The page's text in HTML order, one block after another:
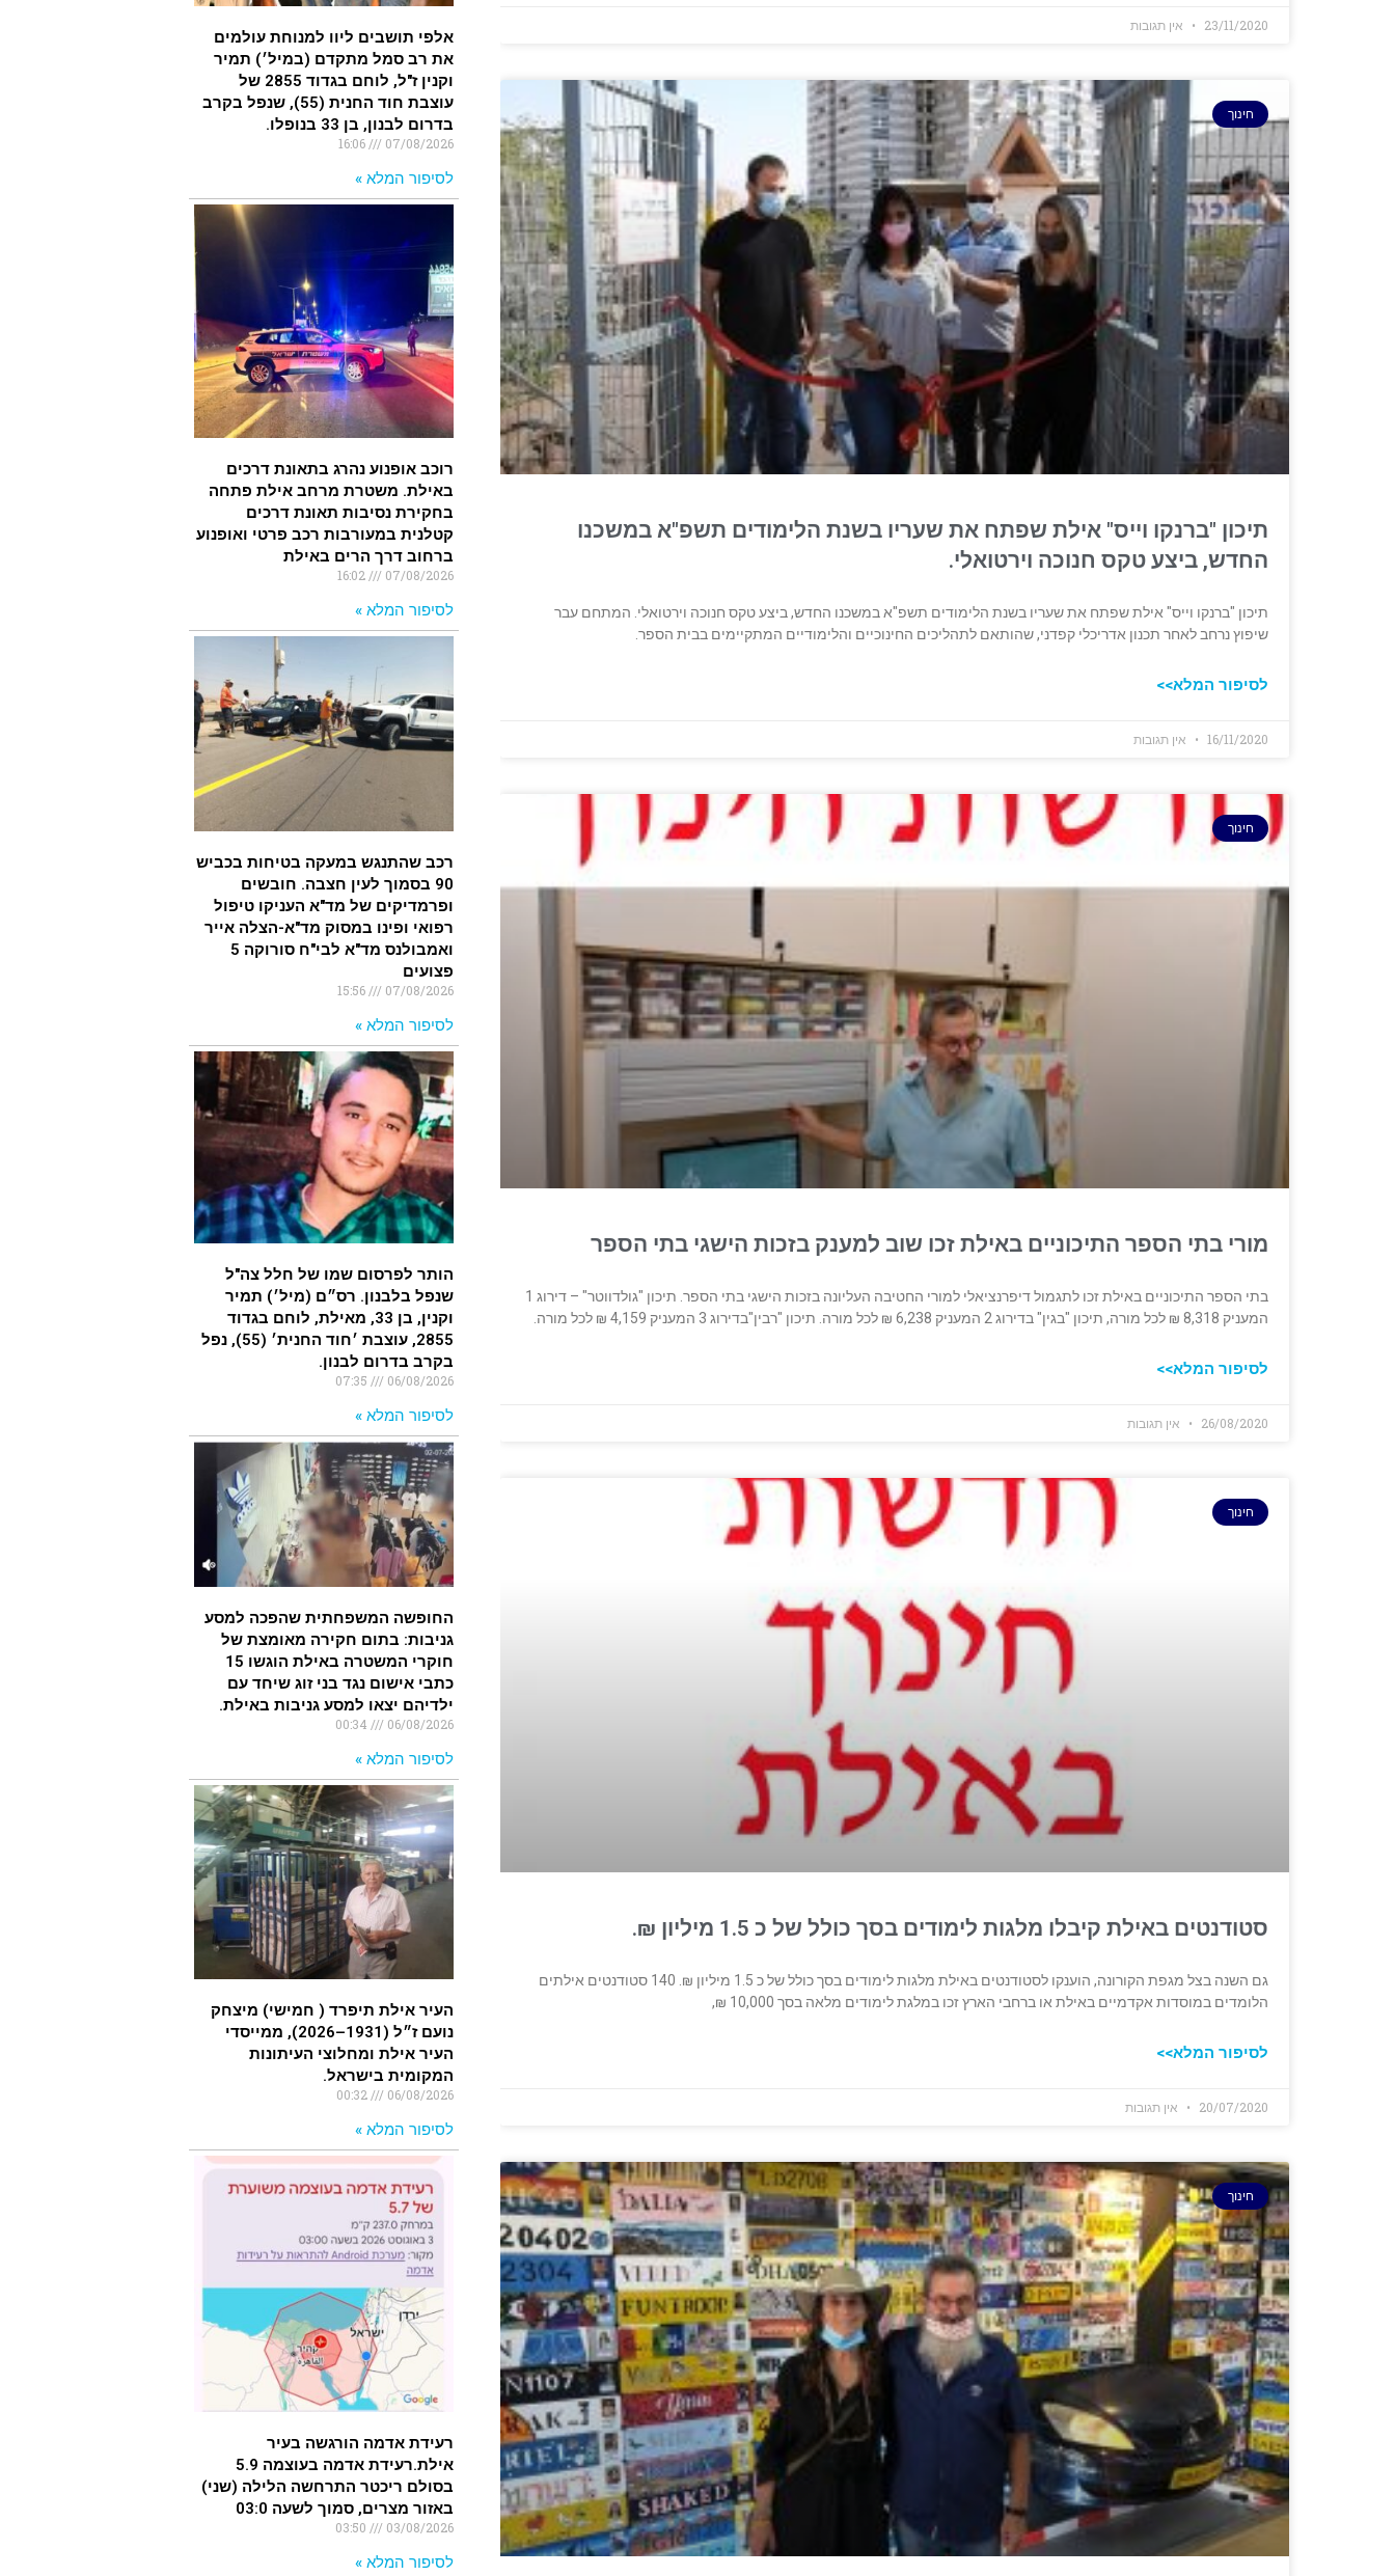
23/11/2020 אין תגובות
חינוך
תיכון "ברנקו וייס" אילת שפתח את שעריו בשנת הלימודים תשפ"א במשכנו
החדש, ביצע ‏טקס חנוכה וירטואלי.
תיכון "ברנקו וייס" אילת שפתח את שעריו בשנת הלימודים תשפ"א במשכנו החדש, ביצע ‏טקס חנוכה וירטואלי. המתחם ‏עבר
שיפוץ נרחב לאחר תכנון אדריכלי קפדני, שהותאם לתהליכים החינוכיים והלימודיים ‏המתקיימים בבית הספר.
לסיפור המלא>>
16/11/2020 אין תגובות
חינוך
מורי בתי הספר התיכוניים באילת זכו שוב למענק ‏בזכות הישגי בתי הספר
בתי הספר התיכוניים באילת זכו לתגמול דיפרנציאלי למורי החטיבה העליונה בזכות הישגי ‏בתי הספר. תיכון "גולדווטר" – דירוג 1
המעניק 8,318 ‏‏₪ לכל מורה, תיכון "בגין" בדירוג 2 המעניק 6,238 ₪ לכל ‏מורה. תיכון "רבין"בדירוג 3 המעניק 4,159 ₪ לכל מורה.
לסיפור המלא>>
26/08/2020 אין תגובות
חינוך
סטודנטים באילת קיבלו מלגות לימודים בסך כולל של כ 1.5 מיליון ₪.
גם השנה בצל מגפת הקורונה, הוענקו לסטודנטים באילת מלגות לימודים בסך כולל של כ 1.5 מיליון ₪. 140 סטודנטים אילתים
הלומדים במוסדות אקדמיים באילת או ברחבי הארץ זכו במלגת לימודים מלאה בסך 10,000 ₪,
לסיפור המלא>>
20/07/2020 אין תגובות
חינוך
איציק נועם מייסד מקומו ערב ערב
נפטר
אלפי תושבים ליוו למנוחת עולמים
את רב סמל מתקדם (במיל׳) תמיר
וקנין ז"ל, לוחם בגדוד 2855 של
עוצבת חוד החנית (55), שנפל בקרב
בדרום לבנון, בן 33 בנופלו.
07/08/2026
16:06
לסיפור המלא »
רוכב אופנוע נהרג בתאונת דרכים
באילת. משטרת מרחב אילת פתחה
בחקירת נסיבות תאונת דרכים
קטלנית במעורבות רכב פרטי ואופנוע
ברחוב דרך הרים באילת
07/08/2026
16:02
לסיפור המלא »
רכב שהתנגש במעקה בטיחות בכביש
90 בסמוך לעין חצבה. חובשים
ופרמדיקים של מד"א העניקו טיפול
רפואי ופינו במסוק מד"א-הצלה אייר
ואמבולנס מד"א לבי"ח סורוקה 5
פצועים
07/08/2026
לסיפור המלא »
הותר לפרסום שמו של חלל צה"ל
שנפל בלבנון. רס״ם (מיל׳) תמיר
וקנין, בן 33, מאילת, לוחם בגדוד
2855, עוצבת ׳חוד החנית׳ (55), נפל
בקרב בדרום לבנון.
06/08/2026
לסיפור המלא »
החופשה המשפחתית שהפכה למסע
גניבות: בתום חקירה מאומצת של
חוקרי המשטרה באילת הוגשו 15
כתבי אישום נגד בני זוג שיחד עם
ילדיהם יצאו למסע גניבות באילת.
06/08/2026
לסיפור המלא »
העיר אילת תיפרד ( חמישי) מיצחק
נועם ז״ל (1931–2026), ממייסדי
העיר אילת ומחלוצי העיתונות
המקומית בישראל.
06/08/2026
00:32
לסיפור המלא »
רעידת אדמה הורגשה בעיר
אילת.רעידת אדמה בעוצמה 5.9
בסולם ריכטר התרחשה הלילה (שני)
באזור מצרים, סמוך לשעה 03:0
03/08/2026
לסיפור המלא »